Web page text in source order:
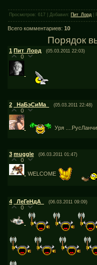
Просмотров: 617 | Добавил: Пит_Лорд |
Всего комментариев: 10
Порядок
1 Пит_Лорд (05.03.2011 22:03)
0
2 _НаБэСиМа_ (05.03.2011 22:48)
0
Уря
3 muggle (06.03.2011 01:47)
0
WELCOME
4 _ЛеГеНдА_ (06.03.2011 09:09)
0